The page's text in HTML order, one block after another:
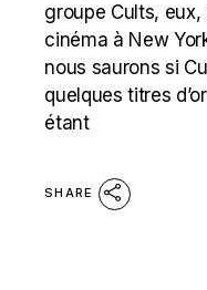
groupe Cults,
cinéma à New
nous saurons si
quelques titres
étant
SHARE